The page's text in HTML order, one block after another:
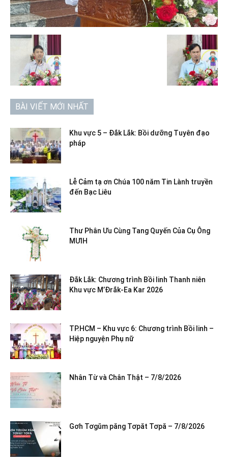
BÀI VIẾT MỚI NHẤT
Khu vực 5 – Đắk Lắk: Bồi dưỡng Tuyên đạo
pháp
Lễ Cảm tạ ơn Chúa 100 năm Tin Lành truyền
đến Bạc Liêu
Thư Phân Ưu Cùng Tang Quyến Của Cụ Ông
MƯIH
Đắk Lắk: Chương trình Bồi linh Thanh niên
Khu vực M’Đrắk-Ea Kar 2026
TP.HCM – Khu vực 6: Chương trình Bồi linh –
Hiệp nguyện Phụ nữ
Nhân Từ và Chân Thật – 7/8/2026
Gơh Tơgŭm păng Tơpăt Tơpă – 7/8/2026